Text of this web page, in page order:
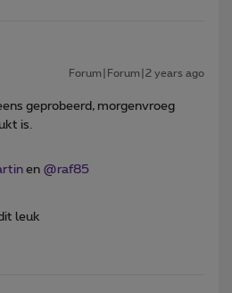
Forum|Forum|2 years ago
geprobeerd, morgenvroeg
is.
en @raf85
leuk